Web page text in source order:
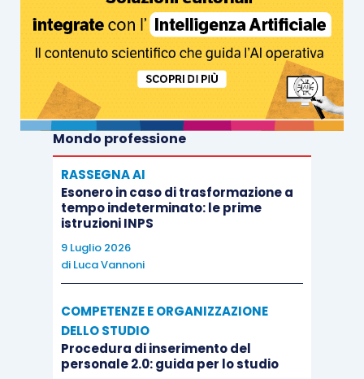
Mondo professione
RASSEGNA AI
Esonero in caso di trasformazione a
tempo indeterminato: le prime
istruzioni INPS
9 Luglio 2026
di Luca Vannoni
COMPETENZE E ORGANIZZAZIONE
DELLO STUDIO
Procedura di inserimento del
personale 2.0: guida per lo studio